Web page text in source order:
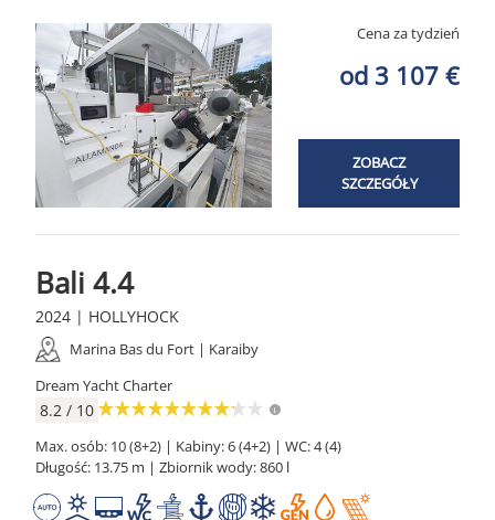
Cena za tydzień
od 3 107 €
ZOBACZ
SZCZEGÓŁY
Bali 4.4
2024 | HOLLYHOCK
Marina Bas du Fort | Karaiby
Dream Yacht Charter
8.2 / 10
Max. osób: 10 (8+2) | Kabiny: 6 (4+2) | WC: 4 (4)
Długość: 13.75 m | Zbiornik wody: 860 l